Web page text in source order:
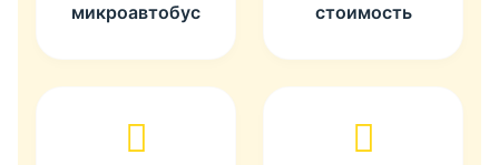
микроавтобус
стоимость